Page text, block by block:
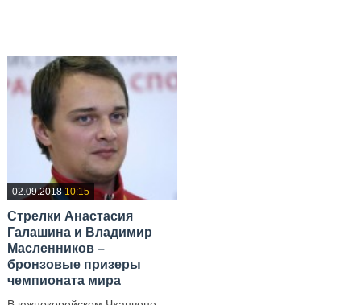
02.09.2018 10:15
Стрелки Анастасия
Галашина и Владимир
Масленников –
бронзовые призеры
чемпионата мира